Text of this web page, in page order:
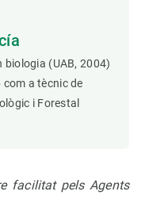
biologia (UAB, 2004)
com a tècnic de
i Forestal
facilitat pels Agents